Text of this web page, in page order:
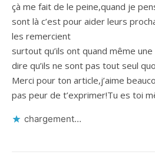
çà me fait de le peine,quand je
sont là c’est pour aider leurs
les remercient
surtout qu’ils ont quand même
dire qu’ils ne sont pas tout seul
Merci pour ton article,j’aime
pas peur de t’exprimer!Tu es toi
chargement…